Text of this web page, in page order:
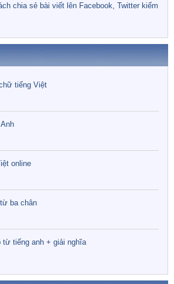
chia sẻ bài viết lên Facebook, Twitter kiếm
tiếng Việt
online
ba chân
từ tiếng anh + giải nghĩa